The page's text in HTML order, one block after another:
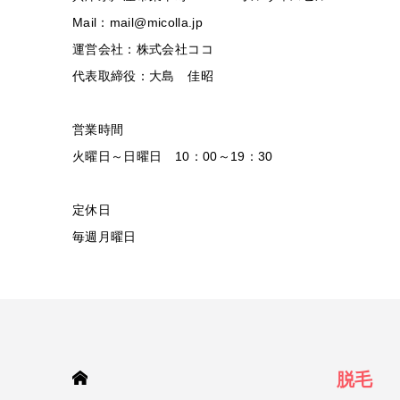
Mail：mail@micolla.jp
運営会社：株式会社ココ
代表取締役：大島 佳昭
営業時間
火曜日～日曜日 10：00～19：30
定休日
毎週月曜日
脱毛